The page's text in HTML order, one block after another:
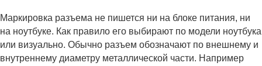
Маркировка разъема не пишется ни на блоке питания, ни
на ноутбуке. Как правило его выбирают по модели ноутбука
или визуально. Обычно разъем обозначают по внешнему и
внутреннему диаметру металлической части. Например